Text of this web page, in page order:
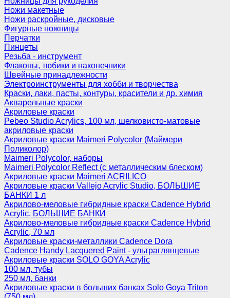
Ножи макетные
Ножи раскройные, дисковые
Фигурные ножницы
Перчатки
Пинцеты
Резьба - инструмент
Флаконы, тюбики и наконечники
Швейные принадлежности
Электроинструменты для хобби и творчества
Краски, лаки, пасты, контуры, красители и др. химия
Акварельные краски
Акриловые краски
Pebeo Studio Acrylics, 100 мл, шелковисто-матовые
акриловые краски
Акриловые краски Maimeri Polycolor (Маймери
Поликолор)
Maimeri Polycolor, наборы
Maimeri Polycolor Reflect (с металлическим блеском)
Акриловые краски Maimeri ACRILICO
Акриловые краски Vallejo Acrylic Studio, БОЛЬШИЕ
БАНКИ 1 л
Акрилово-меловые гибридные краски Cadence Hybrid
Acrylic, БОЛЬШИЕ БАНКИ
Акрилово-меловые гибридные краски Cadence Hybrid
Acrylic, 70 мл
Акриловые краски-металлики Cadence Dora
Cadence Handy Lacquered Paint - ультраглянцевые
Акриловые краски SOLO GOYA Acrylic
100 мл, тубы
250 мл, банки
Акриловые краски в больших банках Solo Goya Triton